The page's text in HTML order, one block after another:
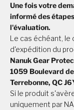
Une fois votre
informé des
l'évaluation.
Le cas échéant, le
d'expédition du
Nanuk Gear
1059 Boulevard
Terrebonne, QC
Si le produit
uniquement par